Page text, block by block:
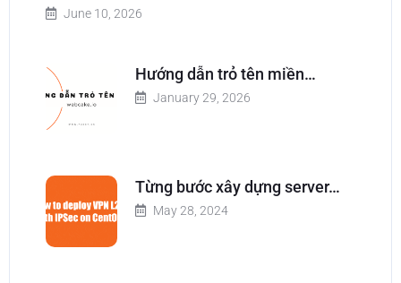
June 10, 2026
Hướng dẫn trỏ tên miền…
January 29, 2026
Từng bước xây dựng server…
May 28, 2024